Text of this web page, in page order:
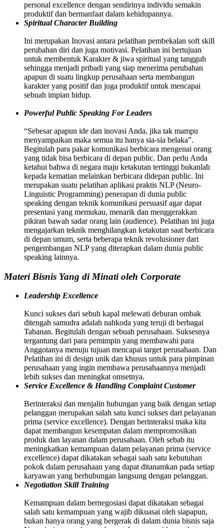
personal excellence dengan sendirinya individu semakin
produktif dan bermanfaat dalam kehidupannya.
Spiritual Character Building
Ini merupakan Inovasi antara pelatihan pembekalan soft skill
perubahan diri dan juga motivasi. Pelatihan ini bertujuan
untuk membentuk Karakter & jiwa spiritual yang tangguh
sehingga menjadi pribadi yang siap menerima perubahan
apapun di suatu lingkup perusahaan serta membangun
karakter yang positif dan juga produktif untuk mencapai
sebuah impian hidup.
Powerful Public Speaking For Leaders
“Sebesar apapun ide dan inovasi Anda, jika tak mampu
menyampaikan maka semua itu hanya sia-sia belaka”.
Begitulah para pakar komunikasi berbicara mengenai orang
yang tidak bisa berbicara di depan public. Dan perlu Anda
ketahui bahwa di negara maju ketakutan tertinggi bukanlah
kepada kematian melainkan berbicara didepan public. Ini
merupakan suatu pelatihan aplikasi praktis NLP (Neuro-
Linguistic Programming) penerapan di dunia public
speaking dengan teknik komunikasi persuasif agar dapat
presentasi yang memukau, menarik dan menggerakkan
pikiran bawah sadar orang lain (audience). Pelatihan ini juga
mengajarkan teknik menghilangkan ketakutan saat berbicara
di depan umum, serta beberapa teknik revolusioner dari
pengembangan NLP yang diterapkan dalam dunia public
speaking lainnya.
Materi Bisnis Yang di Minati oleh Corporate
Leadership Excellence
Kunci sukses dari sebuh kapal melewati deburan ombak
ditengah samudra adalah nahkoda yang teruji di berbagai
Tabanan. Begitulah dengan sebuah perusahaan. Suksesnya
tergantung dari para pemimpin yang membawahi para
Anggotanya menuju tujuan mencapai target perusahaan. Dan
Pelatihan ini di design unik dan khusus untuk para pimpinan
perusahaan yang ingin membawa perusahaannya menjadi
lebih sukses dan meningkat omsetnya.
Service Excellence & Handling Complaint Customer
Berinteraksi dan menjalin hubungan yang baik dengan setiap
pelanggan merupakan salah satu kunci sukses dari pelayanan
prima (service excellence). Dengan berinteraksi maka kita
dapat membangun kesempatan dalam mempromosikan
produk dan layanan dalam perusahaan. Oleh sebab itu
meningkatkan kemampuan dalam pelayanan prima (service
excellence) dapat dikatakan sebagai saah satu kebutuhan
pokok dalam perusahaan yang dapat ditanamkan pada setiap
karyawan yang berhubungan langsung dengan pelanggan.
Negotiation Skill Training
Kemampuan dalam bernegosiasi dapat dikatakan sebagai
salah satu kemampuan yang wajib dikuasai oleh siapapun,
bukan hanya orang yang bergerak di dalam dunia bisnis saja